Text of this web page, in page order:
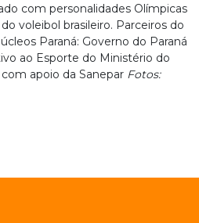
com personalidades Olímpicas
voleibol brasileiro. Parceiros do
Paraná: Governo do Paraná
ao Esporte do Ministério do
apoio da Sanepar Fotos: